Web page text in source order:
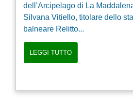
dell’Arcipelago di La
Silvana Vitiello, titolare dello
balneare Relitto...
LEGGI TUTTO